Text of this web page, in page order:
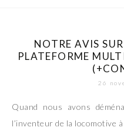
NOTRE AVIS
PLATEFORME
26
Quand nous avons
l’inventeur de la locomotive